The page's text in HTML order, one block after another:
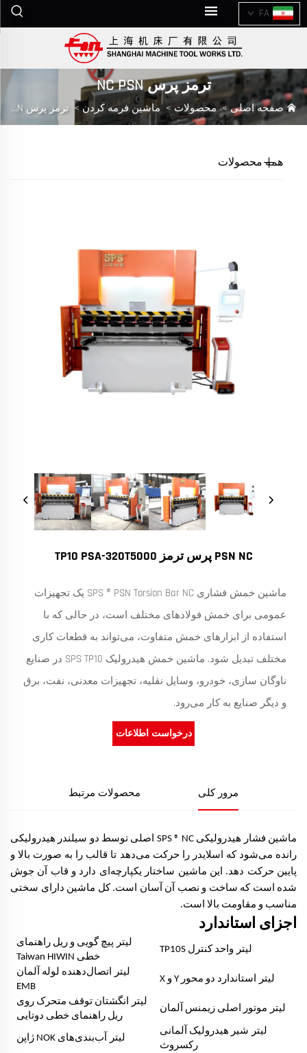
FA
ترمز پرس NC PSN
صفحه اصلی>محصولات >ماشین فرمه کردن> ترمز پرس NC PSN
همه محصولات
PSN NC پرس ترمز TP10 PSA-320T5000
ماشین خمش فشاری SPS ® PSN Torsion Bar NC یک تجهیزات
عمومی برای خمش فولادهای مختلف است، در حالی که با
استفاده از ابزارهای خمش متفاوت، می‌تواند به قطعات کاری
مختلف تبدیل شود. ماشین خمش هیدرولیک SPS TP10 در صنایع
ناوگان سازی، خودرو، وسایل نقلیه، تجهیزات معدنی، نفت، برق
و دیگر صنایع به کار می‌رود.
درخواست اطلاعات
مرور کلی محصولات مرتبط
ماشین فشار هیدرولیکی SPS ® NC اصلی توسط دو سیلندر هیدرولیکی
رانده می‌شود که اسلایدر را حرکت می‌دهد تا قالب را به صورت بالا و
پایین حرکت دهد. این ماشین ساختار یکپارچه‌ای دارد و قاب آن جوش
شده است که ساخت و نصب آن آسان است. کل ماشین دارای سختی
مناسب و مقاومت بالا است.
اجزای استاندارد
لیتر واحد کنترل TP10S
لیتر پیچ گویی و ریل راهنمای
خطی Taiwan HIWIN
لیتر استاندارد دو محور Y و X
لیتر
اتصال‌دهنده لوله آلمان
EMB
لیتر موتور اصلی زیمنس آلمان
لیتر
انگشتان توقف متحرک روی
ریل راهنمای خطی دوتایی
لیتر شیر هیدرولیک آلمانی
رکسروث
لیتر آب‌بندی‌های NOK ژاپن